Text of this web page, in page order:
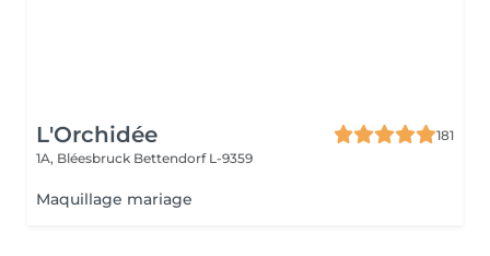
L'Orchidée
181
1A, Bléesbruck Bettendorf L-9359
Maquillage mariage